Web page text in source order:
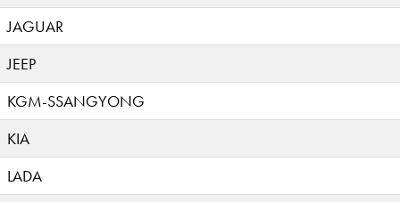
JAGUAR
JEEP
KGM-SSANGYONG
KIA
LADA